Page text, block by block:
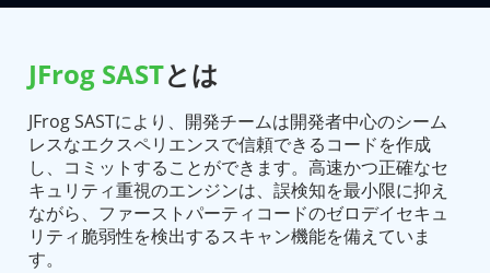
JFrog SASTとは
JFrog SASTにより、開発チームは開発者中心のシーム
レスなエクスペリエンスで信頼できるコードを作成
し、コミットすることができます。高速かつ正確なセ
キュリティ重視のエンジンは、誤検知を最小限に抑え
ながら、ファーストパーティコードのゼロデイセキュ
リティ脆弱性を検出するスキャン機能を備えていま
す。